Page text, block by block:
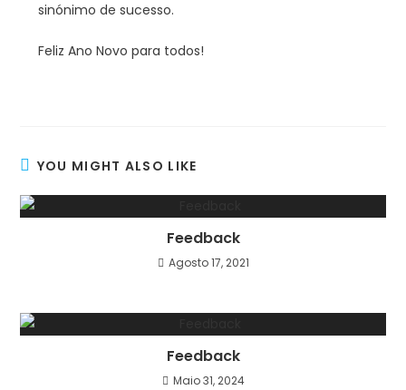
sinónimo de sucesso.
Feliz Ano Novo para todos!
YOU MIGHT ALSO LIKE
Feedback
Agosto 17, 2021
Feedback
Maio 31, 2024